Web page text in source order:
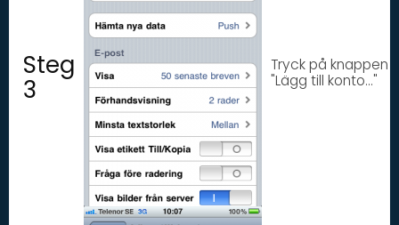
Steg
3
Tryck på knappen
"Lägg till konto..."